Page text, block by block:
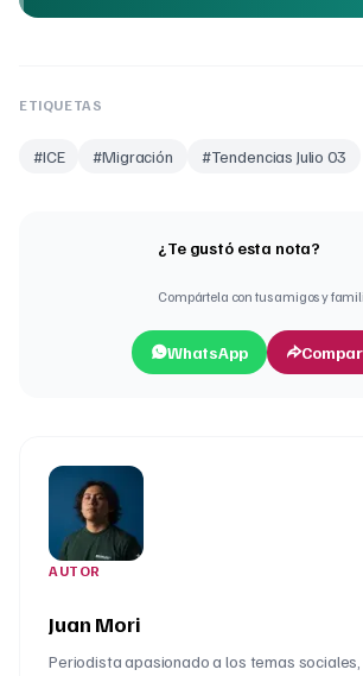
ETIQUETAS
#ICE #Migración #Tendencias Julio 03
¿Te gustó esta nota?
Compártela con tus amigos y
WhatsApp
AUTOR
Juan Mori
Periodista apasionado a los temas